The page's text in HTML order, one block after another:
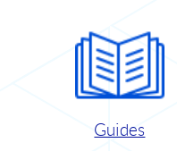
Guides